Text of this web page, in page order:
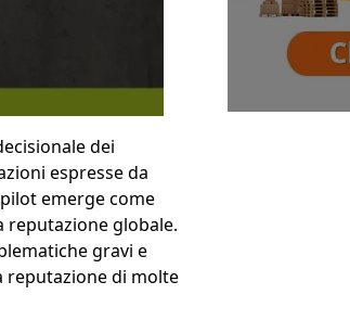
dei
espresse da
emerge come
reputazione globale.
gravi e
reputazione di molte